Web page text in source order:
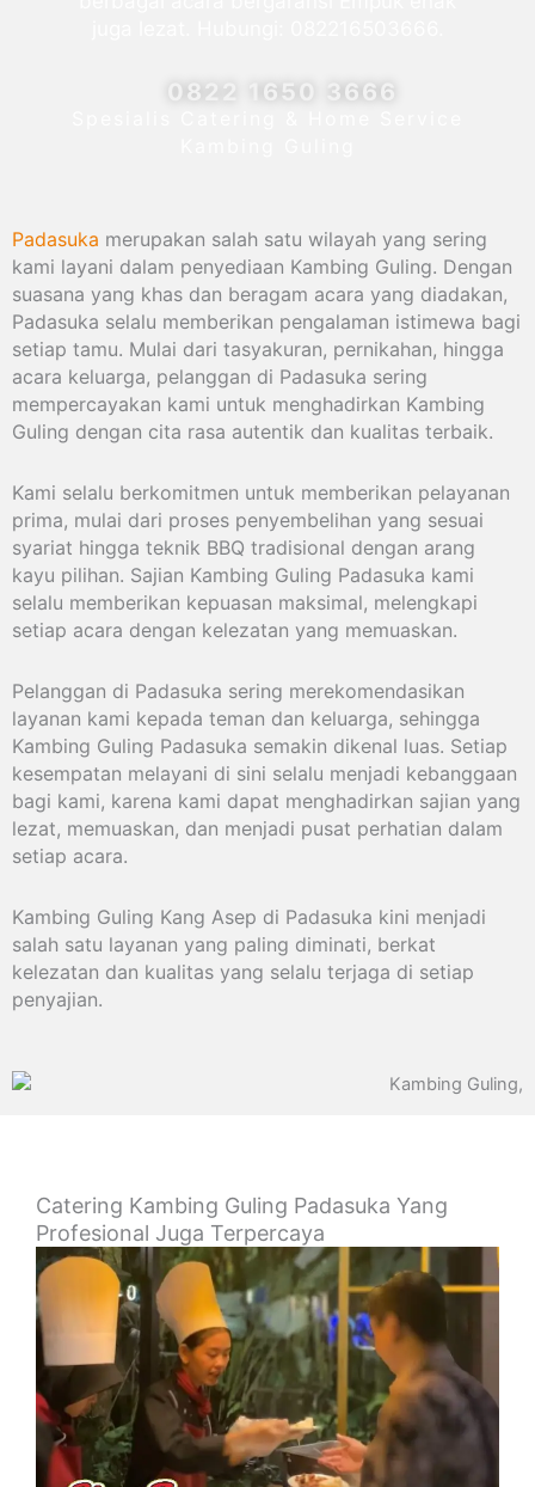
0822 1650 3666
Padasuka merupakan salah satu wilayah yang sering
kami layani dalam penyediaan Kambing Guling. Dengan
suasana yang khas dan beragam acara yang diadakan,
Padasuka selalu memberikan pengalaman istimewa bagi
setiap tamu. Mulai dari tasyakuran, pernikahan, hingga
acara keluarga, pelanggan di Padasuka sering
mempercayakan kami untuk menghadirkan Kambing
Guling dengan cita rasa autentik dan kualitas terbaik.
Kami selalu berkomitmen untuk memberikan pelayanan
prima, mulai dari proses penyembelihan yang sesuai
syariat hingga teknik BBQ tradisional dengan arang
kayu pilihan. Sajian Kambing Guling Padasuka kami
selalu memberikan kepuasan maksimal, melengkapi
setiap acara dengan kelezatan yang memuaskan.
Pelanggan di Padasuka sering merekomendasikan
layanan kami kepada teman dan keluarga, sehingga
Kambing Guling Padasuka semakin dikenal luas. Setiap
kesempatan melayani di sini selalu menjadi kebanggaan
bagi kami, karena kami dapat menghadirkan sajian yang
lezat, memuaskan, dan menjadi pusat perhatian dalam
setiap acara.
Kambing Guling Kang Asep di Padasuka kini menjadi
salah satu layanan yang paling diminati, berkat
kelezatan dan kualitas yang selalu terjaga di setiap
penyajian.
Catering Kambing Guling Padasuka Yang
Profesional Juga Terpercaya